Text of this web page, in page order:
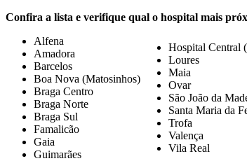
Confira a lista e verifique qual o hospital mais
Alfena
Amadora
Barcelos
Boa Nova (Matosinhos)
Braga Centro
Braga Norte
Braga Sul
Famalicão
Gaia
Guimarães
Hospital Central
Loures
Maia
Ovar
São João da
Santa Maria da
Trofa
Valença
Vila Real